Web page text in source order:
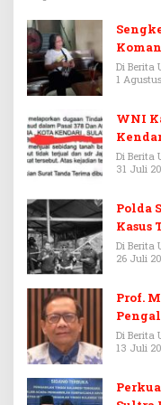
Di Berita
1
WNI
Di Berita
31 Juli
Polda
Kasus
Di Berita
26 Juli
Prof.
Febrie
Di Berita
13 Juli